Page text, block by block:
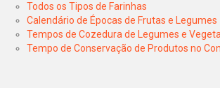
Todos os Tipos de Farinhas
Calendário de Épocas de Frutas e Legumes
Tempos de Cozedura de Legumes e
Tempo de Conservação de Produtos no